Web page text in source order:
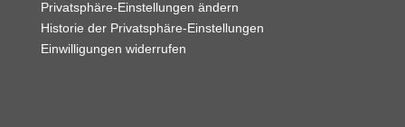
Privatsphäre-Einstellungen ändern
Historie der Privatsphäre-Einstellungen
Einwilligungen widerrufen